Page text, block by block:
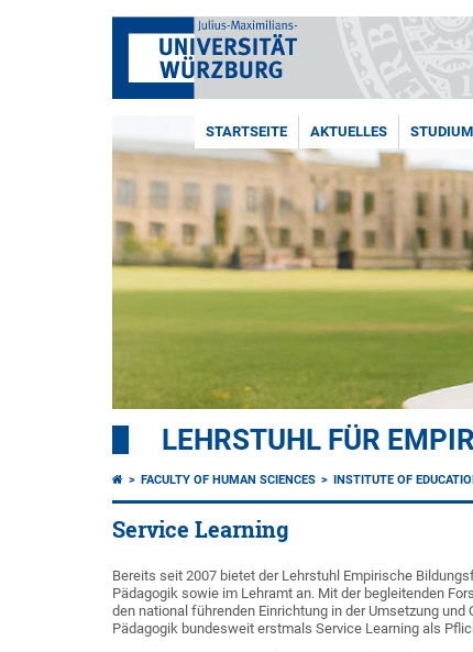
STARTSEITE AKTUELLES
LEHRSTUHL FÜR
FACULTY OF HUMAN SCIENCES INSTITUTE OF
Service Learning
Bereits seit 2007 bietet der Lehrstuhl Empirische
Pädagogik sowie im Lehramt an. Mit der begleitenden
den national führenden Einrichtung in der Umsetzung
Pädagogik bundesweit erstmals Service Learning als